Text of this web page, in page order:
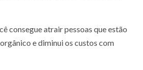
consegue atrair pessoas que estão
e diminui os custos com